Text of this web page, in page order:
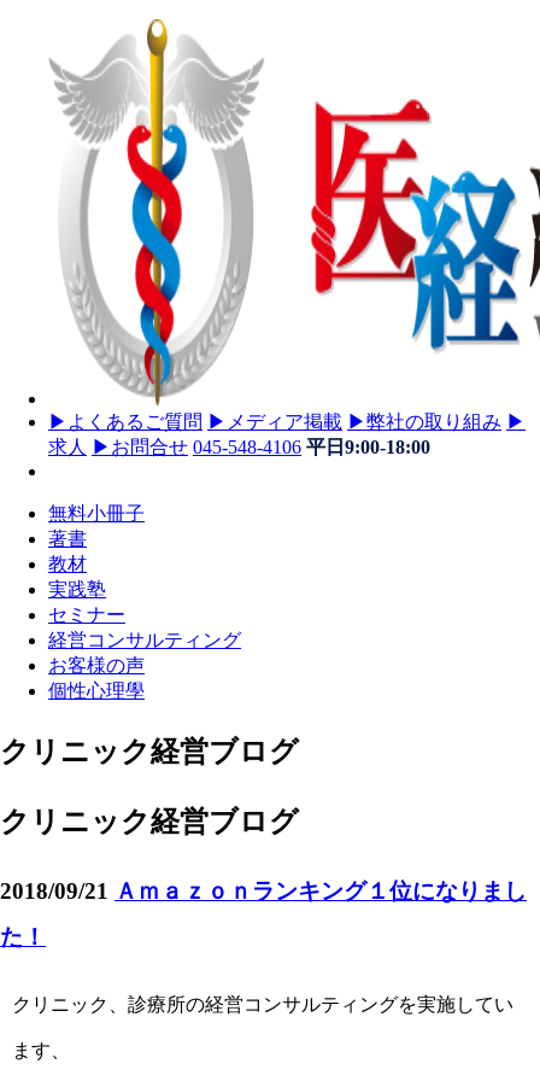
▶ よくあるご質問 ▶ メディア掲載 ▶弊社の取り組み ▶
求人
▶ お問合せ 045-548-4106 平日9:00-18:00
無料小冊子
著書
教材
実践塾
セミナー
経営コンサルティング
お客様の声
個性心理學
クリニック経営ブログ
クリニック経営ブログ
2018/09/21 Ａｍａｚｏｎランキング１位になりまし
た！
クリニック、診療所の経営コンサルティングを実施してい
ます、